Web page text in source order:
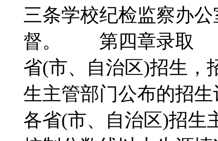
三条学校纪检监察办
督。 第四章录取
省(市、自治区)招生，
生主管部门公布的招
各省(市、自治区)招生